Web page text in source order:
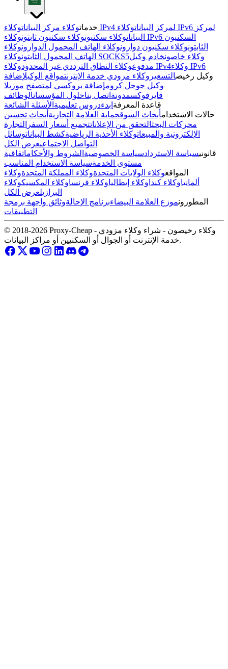
خدماتوكلاء مركز البيانات وكلاء IPv4 لمركز البياناتوكلاء IPv6 لمركز
البياناتوكلاء سكنيونوكلاء سكنيون ثابتونوكلاء IPv6 السكنيون
الثابتونوكلاء سكنيون دوارونوكلاء الهاتف المحمول الدوارونوكلاء
الهاتف المحمول الثابتون وكلاء SOCKS5 وكلاء خاصونخادم وكيل
مدفوعوكلاء النطاق الترددي غير المحدود وكلاء IPv4
وكلاء IPv6
وكيل رخيصالتسعير وكلاء مزودي خدمة الإنترنتمواقع الوكيلإضافة
وكيل جوجل كرومإضافة بروكسي لمتصفح موزيلا
فايرفوكسمدونة اتصل بناحلول المؤسساتالوظائف
قاعدة المعرفة ابدءدروس تعليمية الأسئلة الشائعة
حالات الاستخدامأبحاث السوقحماية العلامة التجارية أبحاث تحسين
محركات البحثالتحقق من الإعلاناتتجميع أسعار السفر التجارة
الإلكترونية والمبيعاتوكلاء الأحذية الرياضيةكشط البياناتوسائل
التواصل الاجتماعيعرض الكل
قانونيسياسة الاستردادسياسة الخصوصية الشروط والأحكاماتفاقية
مستوى الخدمةسياسة الاستخدام المناسب
المواقعوكلاء الولايات المتحدةوكلاء المملكة المتحدةوكلاء
ألمانياوكلاء كندا وكلاء إيطالياوكلاء فرنساوكلاء المكسيكوكلاء
البرازيلعرض الكل
المطورونموزع العلامة البيضاءبرنامج الإحالةوثائق واجهة برمجة
التطبيقات
© 2018-2026 Proxy-Cheap - وكلاء رخيصون - شراء وكلاء مزودي
خدمة الإنترنت أو الجوال أو السكنيين أو مراكز البيانات.